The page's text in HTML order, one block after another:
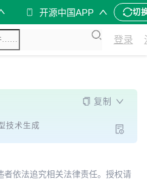
开源中国APP 切
登录
复制
技术生成
依法追究相关法律责任。授权请